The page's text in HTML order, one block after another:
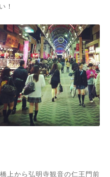
！
上から弘明寺観音の仁王門前